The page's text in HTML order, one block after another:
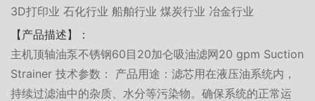
3D打印业 石化行业 船舶行业 煤炭行业 冶金行业
【产品描述】：
主机顶轴油泵不锈钢60目20加仑吸油滤网20 gpm Suction
Strainer 技术参数： 产品用途：滤芯用在液压油系统内，
持续过滤油中的杂质、水分等污染物。确保系统的正常运